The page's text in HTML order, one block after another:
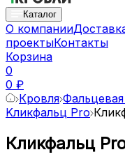
Каталог
О компании
проектыКонтакты
Корзина
0
0 ₽
Кровля
Kликфальц Pro
Кликфальц